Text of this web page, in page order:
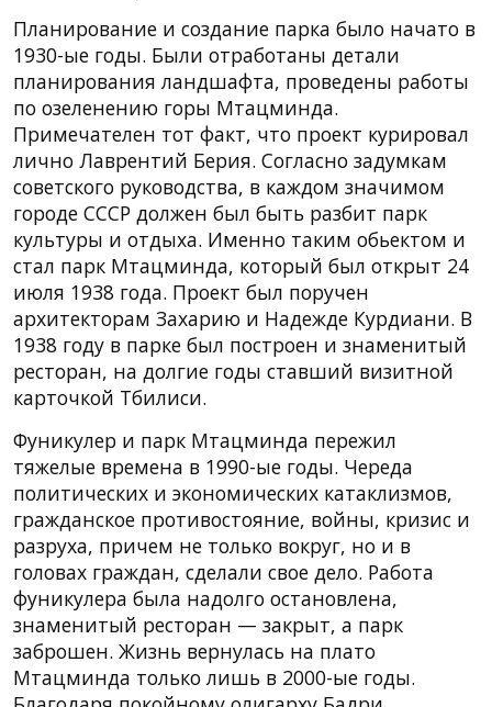
Планирование и создание парка было начато в
1930-ые годы. Были отработаны детали
планирования ландшафта, проведены работы
по озеленению горы Мтацминда.
Примечателен тот факт, что проект курировал
лично Лаврентий Берия. Согласно задумкам
советского руководства, в каждом значимом
городе СССР должен был быть разбит парк
культуры и отдыха. Именно таким обьектом и
стал парк Мтацминда, который был открыт 24
июля 1938 года. Проект был поручен
архитекторам Захарию и Надежде Курдиани. В
1938 году в парке был построен и знаменитый
ресторан, на долгие годы ставший визитной
карточкой Тбилиси.
Фуникулер и парк Мтацминда пережил
тяжелые времена в 1990-ые годы. Череда
политических и экономических катаклизмов,
гражданское противостояние, войны, кризис и
разруха, причем не только вокруг, но и в
головах граждан, сделали свое дело. Работа
фуникулера была надолго остановлена,
знаменитый ресторан — закрыт, а парк
заброшен. Жизнь вернулась на плато
Мтацминда только лишь в 2000-ые годы.